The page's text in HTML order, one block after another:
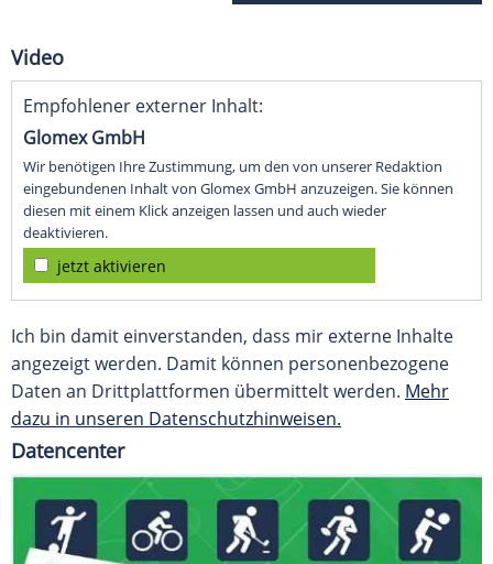
Video
Empfohlener externer Inhalt:
Glomex GmbH
Wir benötigen Ihre Zustimmung, um den von unserer Redaktion
eingebundenen Inhalt von Glomex GmbH anzuzeigen. Sie können
diesen mit einem Klick anzeigen lassen und auch wieder
deaktivieren.
jetzt aktivieren
Ich bin damit einverstanden, dass mir externe Inhalte
angezeigt werden. Damit können personenbezogene
Daten an Drittplattformen übermittelt werden. Mehr
dazu in unseren Datenschutzhinweisen.
Datencenter